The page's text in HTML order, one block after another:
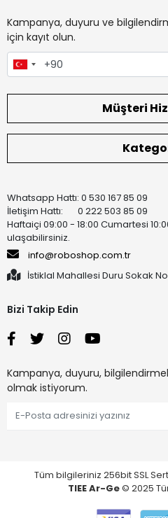
Kampanya, duyuru ve
için kayıt olun.
Müşteri
Whatsapp Hattı: 0 530 167 85 09
İletişim Hattı: 0 222 503 85 09
Haftaiçi 09:00 - 18:00 Cumartesi
ulaşabilirsiniz.
info@roboshop.com.tr
İstiklal Mahallesi Duru Sokak No:
Bizi Takip Edin
Kampanya, duyuru,
olmak istiyorum.
Tüm bilgileriniz 256bit SSL
TIEE Ar-Ge© 2025